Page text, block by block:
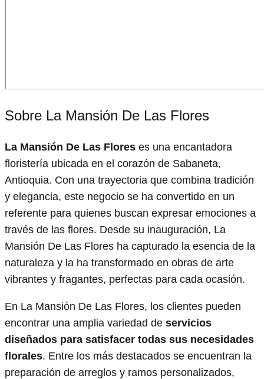
Sobre La Mansión De Las Flores
La Mansión De Las Flores es una encantadora
floristería ubicada en el corazón de Sabaneta,
Antioquia. Con una trayectoria que combina tradición
y elegancia, este negocio se ha convertido en un
referente para quienes buscan expresar emociones a
través de las flores. Desde su inauguración, La
Mansión De Las Flores ha capturado la esencia de la
naturaleza y la ha transformado en obras de arte
vibrantes y fragantes, perfectas para cada ocasión.
En La Mansión De Las Flores, los clientes pueden
encontrar una amplia variedad de servicios
diseñados para satisfacer todas sus necesidades
florales. Entre los más destacados se encuentran la
preparación de arreglos y ramos personalizados,